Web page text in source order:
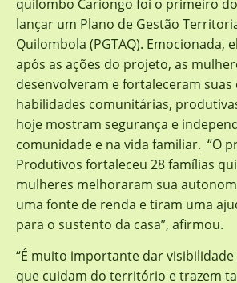
quilombo Cariongo foi o primeiro
lançar um Plano de Gestão
Quilombola (PGTAQ). Emocionada,
após as ações do projeto, as
desenvolveram e fortaleceram suas
habilidades comunitárias,
hoje mostram segurança e
comunidade e na vida familiar. “O
Produtivos fortaleceu 28 famílias
mulheres melhoraram sua
uma fonte de renda e tiram uma
para o sustento da casa”, afirmou.
“É muito importante dar visibilidade
que cuidam do território e trazem